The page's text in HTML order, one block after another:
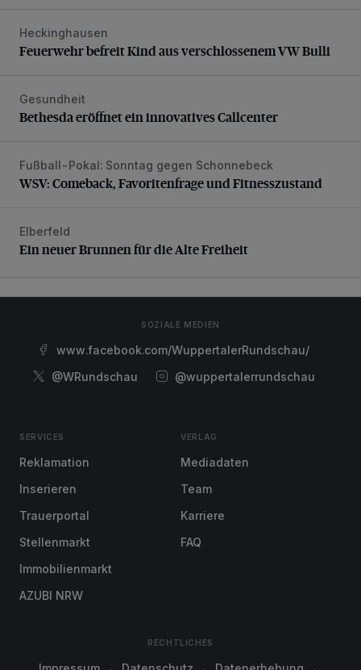
Feuerwehr befreit Kind aus verschlossenem VW Bulli
Heckinghausen
Feuerwehr befreit Kind aus verschlossenem VW Bulli
Bethesda eröffnet ein innovatives Callcenter
Gesundheit
Bethesda eröffnet ein innovatives Callcenter
WSV: Comeback, Favoritenfrage und Fitnesszustand
Fußball-Pokal: Sonntag gegen Schonnebeck
WSV: Comeback, Favoritenfrage und Fitnesszustand
Ein neuer Brunnen für die Alte Freiheit
Elberfeld
Ein neuer Brunnen für die Alte Freiheit
SOZIALE MEDIEN
www.facebook.com/WuppertalerRundschau/
@WRundschau
@wuppertalerrundschau
SERVICES
Reklamation
Inserieren
Trauerportal
Stellenmarkt
Immobilienmarkt
AZUBI NRW
VERLAG
Mediadaten
Team
Karriere
FAQ
RECHTLICHES